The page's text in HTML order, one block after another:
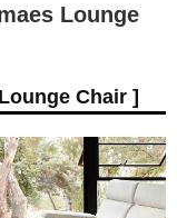
Lounge
Chair ]